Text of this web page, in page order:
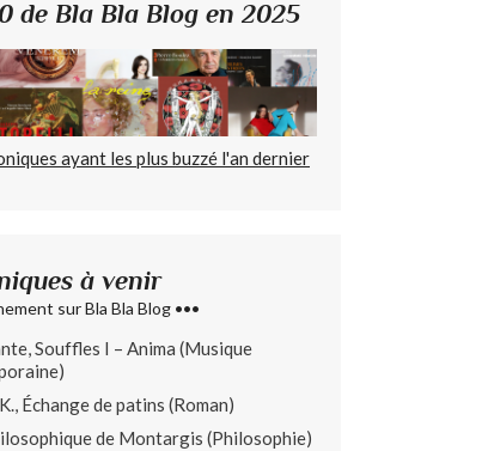
de Bla Bla Blog en 2025
ayant les plus buzzé l'an dernier
à venir
sur Bla Bla Blog •••
Souffles I – Anima (Musique
Échange de patins (Roman)
de Montargis (Philosophie)